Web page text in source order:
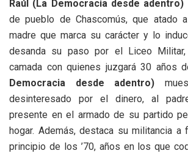
Raúl (La Democracia desde adentro)
de pueblo de Chascomús, que atado
madre que marca su carácter y lo
desanda su paso por el Liceo Militar,
camada con quienes juzgará 30 años
Democracia desde adentro)
desinteresado por el dinero, al
presente en el armado de su partido
hogar. Además, destaca su militancia a
principio de los ’70, años en los que